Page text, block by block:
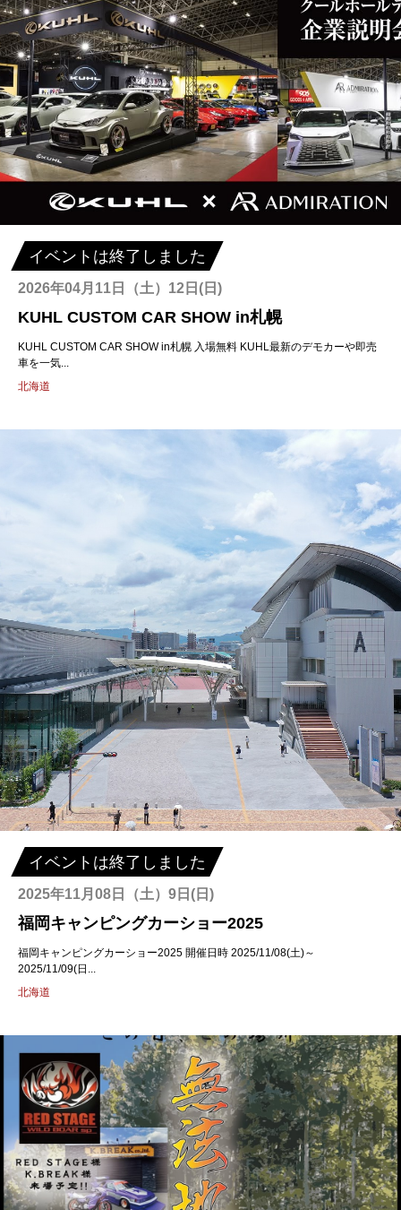
イベントは終了しました
2026年04月11日（土）12日(日)
KUHL CUSTOM CAR SHOW in札幌
KUHL CUSTOM CAR SHOW in札幌 入場無料 KUHL最新のデモカーや即売
車を一気...
北海道
イベントは終了しました
2025年11月08日（土）9日(日)
福岡キャンピングカーショー2025
福岡キャンピングカーショー2025 開催日時 2025/11/08(土)～
2025/11/09(日...
北海道